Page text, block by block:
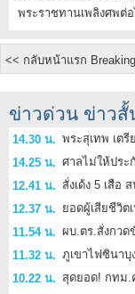
พระราชทานเพลิงศพต่
<< กลับหน้าแรก
ข่าวด่วน ข่าวสั้
14.30 น. พระสุเทพ เต
14.25 น. ศาลไม่ให้ปร
12.41 น. สั่งเด้ง 5 เสื
12.37 น. ยอดผู้เสียชีวิต
11.54 น. ผบ.ตร.สั่งกวด
11.32 น. ภูเขาไฟซินาบุ
10.22 น. สุดยอด! กทม.